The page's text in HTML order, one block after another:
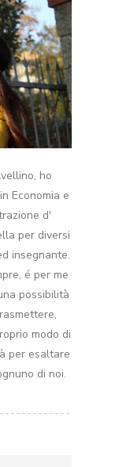
ho
Economia e
d'
per diversi
insegnante.
é per me
possibilità
modo di
per esaltare
di noi.